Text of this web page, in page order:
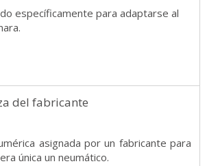
específicamente para adaptarse al
del fabricante
asignada por un fabricante para
única un neumático.